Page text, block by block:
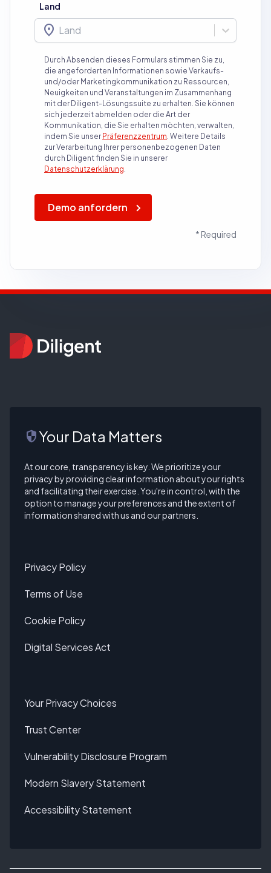
Land
location_on Land
Durch Absenden dieses Formulars stimmen Sie zu,
die angeforderten Informationen sowie Verkaufs-
und/oder Marketingkommunikation zu Ressourcen,
Neuigkeiten und Veranstaltungen im Zusammenhang
mit der Diligent-Lösungssuite zu erhalten. Sie können
sich jederzeit abmelden oder die Art der
Kommunikation, die Sie erhalten möchten, verwalten,
indem Sie unser Präferenzzentrum. Weitere Details
zur Verarbeitung Ihrer personenbezogenen Daten
durch Diligent finden Sie in unserer
Datenschutzerklärung.
Demo anfordern
* Required
securityYour Data Matters
At our core, transparency is key. We prioritize your
privacy by providing clear information about your rights
and facilitating their exercise. You're in control, with the
option to manage your preferences and the extent of
information shared with us and our partners.
Privacy Policy
Terms of Use
Cookie Policy
Digital Services Act
Your Privacy Choices
Trust Center
Vulnerability Disclosure Program
Modern Slavery Statement
Accessibility Statement